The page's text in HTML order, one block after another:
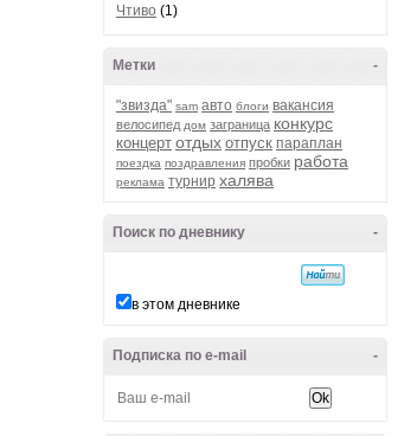
Чтиво (1)
-
Метки
"звизда" sam авто блоги вакансия
велосипед дом заграница конкурс
концерт отдых отпуск параплан
поездка поздравления пробки работа
реклама турнир халява
-
Поиск по дневнику
в этом дневнике
-
Подписка по e-mail